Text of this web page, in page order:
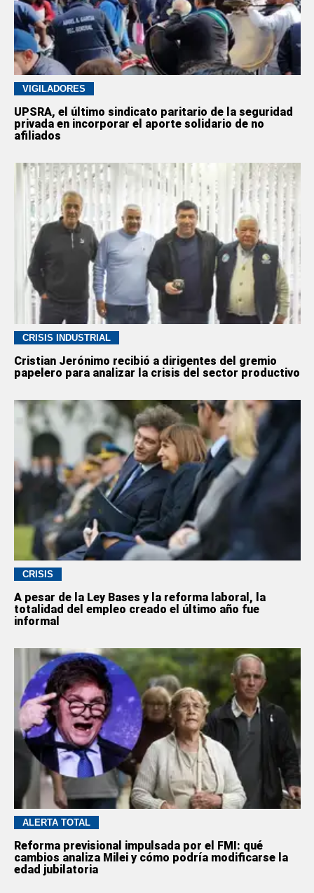
VIGILADORES
UPSRA, el último sindicato paritario de la seguridad
privada en incorporar el aporte solidario de no
afiliados
CRISIS INDUSTRIAL
Cristian Jerónimo recibió a dirigentes del gremio
papelero para analizar la crisis del sector productivo
CRISIS
A pesar de la Ley Bases y la reforma laboral, la
totalidad del empleo creado el último año fue
informal
ALERTA TOTAL
Reforma previsional impulsada por el FMI: qué
cambios analiza Milei y cómo podría modificarse la
edad jubilatoria